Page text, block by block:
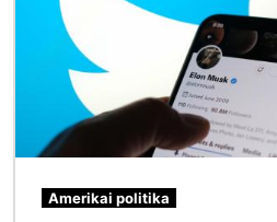
Amerikai politika